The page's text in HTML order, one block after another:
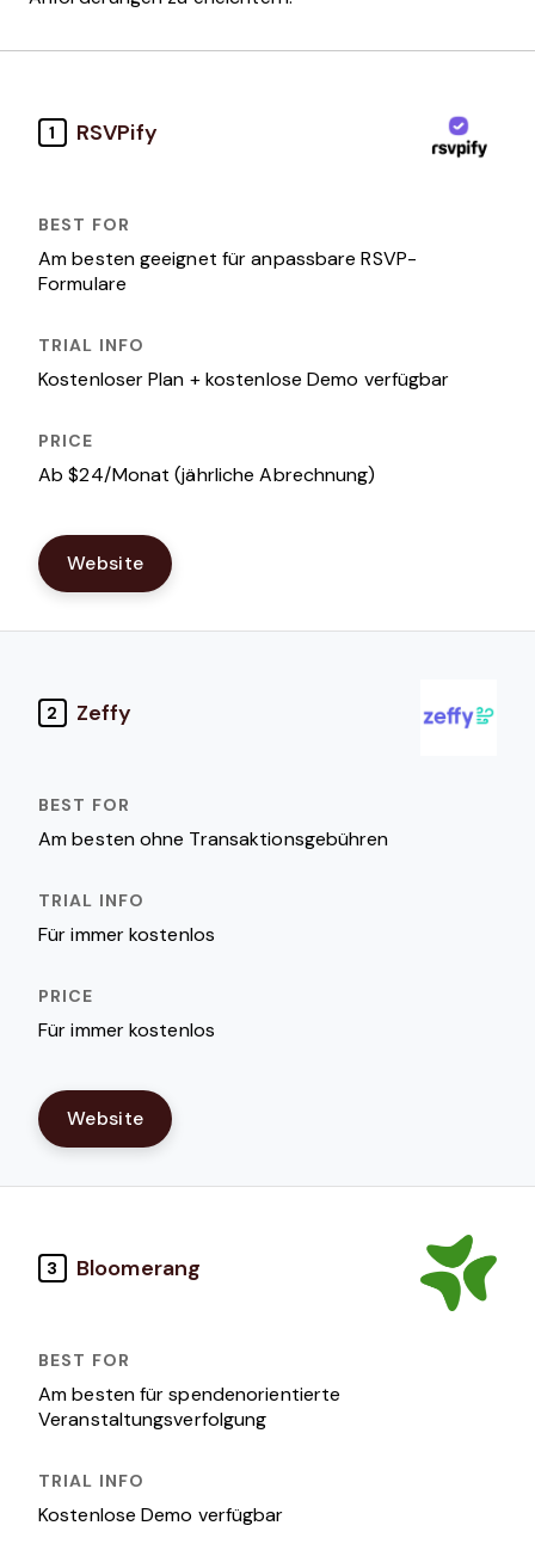
1 RSVPify
Am besten geeignet für anpassbare RSVP-
Formulare
Kostenloser Plan + kostenlose Demo verfügbar
Ab $24/Monat (jährliche Abrechnung)
Website
2 Zeffy
Am besten ohne Transaktionsgebühren
Für immer kostenlos
Für immer kostenlos
Website
3 Bloomerang
Am besten für spendenorientierte
Veranstaltungsverfolgung
Kostenlose Demo verfügbar